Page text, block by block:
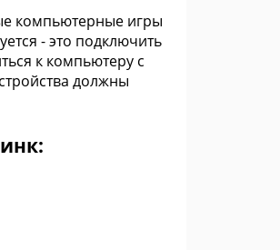
компьютерные игры
- это подключить
к компьютеру с
должны